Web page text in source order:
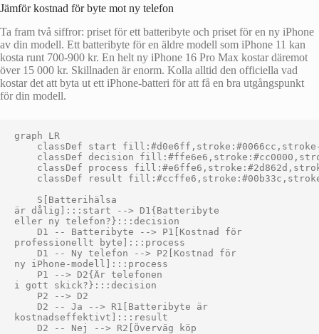
Jämför kostnad för byte mot ny telefon
Ta fram två siffror: priset för ett batteribyte och priset för en ny iPhone
av din modell. Ett batteribyte för en äldre modell som iPhone 11 kan
kosta runt 700-900 kr. En helt ny iPhone 16 Pro Max kostar däremot
över 15 000 kr. Skillnaden är enorm. Kolla alltid den officiella vad
kostar det att byta ut ett iPhone-batteri för att få en bra utgångspunkt
för din modell.
graph LR
classDef start
classDef decision
classDef process
classDef result
    S[Batterihälsa
är dålig]:::start --> D1{Batteribyte
eller ny telefon?}:::decision
    D1 -- Batteribyte --> P1[Kostnad för
professionellt byte]:::process
    D1 -- Ny telefon --> P2[Kostnad för
ny iPhone-modell]:::process
    P1 --> D2{Är telefonen
i gott skick?}:::decision
    P2 --> D2
    D2 -- Ja --> R1[Batteribyte är
kostnadseffektivt]:::result
    D2 -- Nej --> R2[Överväg köp